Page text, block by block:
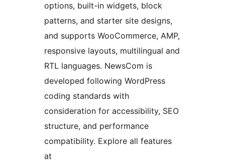
options, built-in widgets, block
patterns, and starter site designs,
and supports WooCommerce, AMP,
responsive layouts, multilingual and
RTL languages. NewsCom is
developed following WordPress
coding standards with
consideration for accessibility, SEO
structure, and performance
compatibility. Explore all features
at